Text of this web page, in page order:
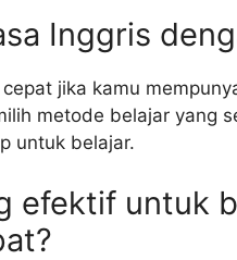
Inggris
jika kamu
metode belajar yang
untuk belajar.
efektif untuk